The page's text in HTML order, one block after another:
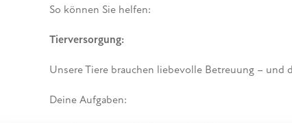
So können Sie helfen:
Tierversorgung:
Unsere Tiere brauchen liebevolle Betreuung – und
Deine Aufgaben: